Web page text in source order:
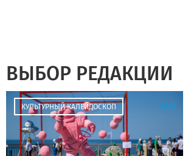
ВЫБОР РЕДАКЦИИ
КУЛЬТУРНЫЙ КАЛЕЙДОСКОП 12:41